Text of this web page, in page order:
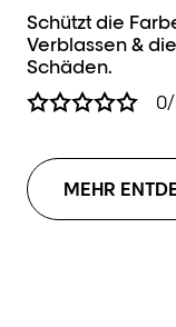
Schützt die
Verblassen &
Schäden.
MEHR